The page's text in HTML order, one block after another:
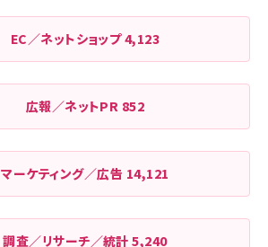
EC／ネットショップ4,123
広報／ネットPR 852
マーケティング／広告 14,121
調査／リサーチ／統計5,240